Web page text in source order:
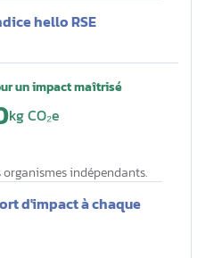
hello RSE
un impact maîtrisé
kg CO₂e
organismes indépendants.
d'impact à chaque